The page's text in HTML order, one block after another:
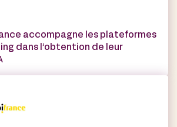
accompagne les plateformes
dans l’obtention de leur